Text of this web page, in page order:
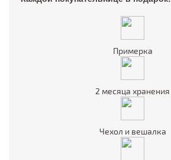
Примерка
2 месяца хранения
Чехол и вешалка